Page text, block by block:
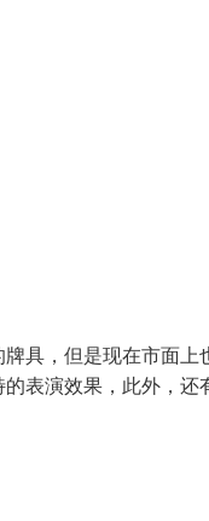
具，但是现在市面
表演效果，此外，